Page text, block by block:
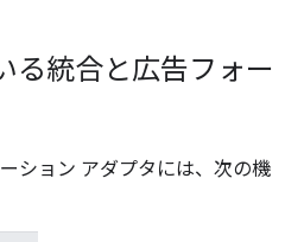
る統合と広告フォー
ション アダプタには、次の機